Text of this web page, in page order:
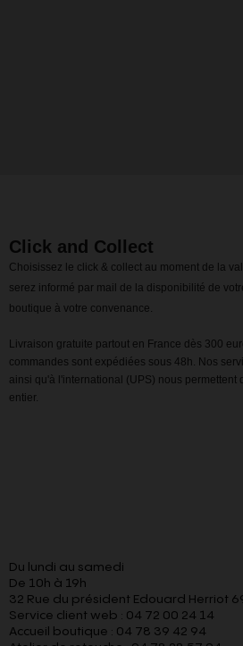
Click and Collect
Choisissez le click & collect au moment de la
serez informé par mail de la disponibilité de
boutique à votre convenance.
Livraison gratuite partout en France dès 300
commandes sont expédiées sous 48h. Nos
ainsi qu'à l'international (UPS) nous permettent
entier.
Du lundi au samedi
De 10h à 19h
32 Rue du président Edouard Herriot
Service client web : 04 72 00 24 14
Accueil boutique : 04 78 39 42 94